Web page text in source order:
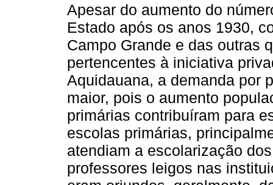
Apesar do aumento do
Estado após os anos 1930,
Campo Grande e das outras
pertencentes à iniciativa
Aquidauana, a demanda por
maior, pois o aumento
primárias contribuíram para
escolas primárias,
atendiam a escolarização
professores leigos nas